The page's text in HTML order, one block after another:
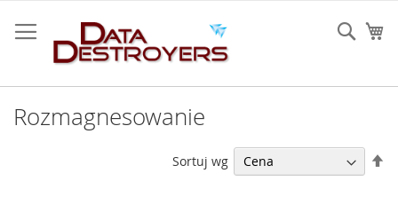
do
treści
Rozmagnesowanie
Sortuj wg